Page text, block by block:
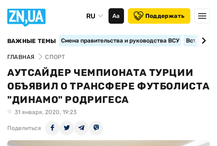
RU Аа Поддержать
ВАЖНЫЕ ТЕМЫ Смена правительства и руководства ВСУ
ГЛАВНАЯ СПОРТ
АУТСАЙДЕР ЧЕМПИОНАТА ТУРЦИИ
ОБЪЯВИЛ О ТРАНСФЕРЕ ФУТБОЛИСТА
"ДИНАМО" РОДРИГЕСА
31 января, 2020, 19:23
Поделиться